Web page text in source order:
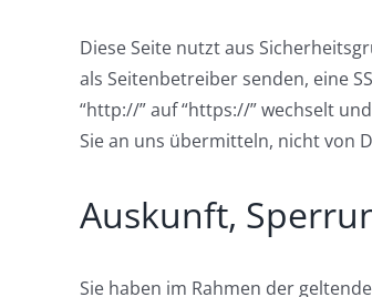
Diese Seite nutzt aus
als Seitenbetreiber senden, eine
“http://” auf “https://” wechselt
Sie an uns übermitteln, nicht von
Auskunft,
Sie haben im Rahmen der